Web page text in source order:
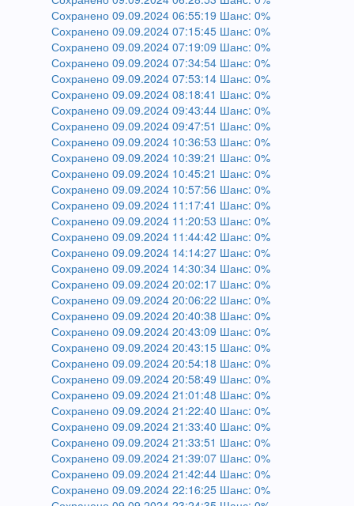
Сохранено 09.09.2024 06:55:19 Шанс: 0%
Сохранено 09.09.2024 07:15:45 Шанс: 0%
Сохранено 09.09.2024 07:19:09 Шанс: 0%
Сохранено 09.09.2024 07:34:54 Шанс: 0%
Сохранено 09.09.2024 07:53:14 Шанс: 0%
Сохранено 09.09.2024 08:18:41 Шанс: 0%
Сохранено 09.09.2024 09:43:44 Шанс: 0%
Сохранено 09.09.2024 09:47:51 Шанс: 0%
Сохранено 09.09.2024 10:36:53 Шанс: 0%
Сохранено 09.09.2024 10:39:21 Шанс: 0%
Сохранено 09.09.2024 10:45:21 Шанс: 0%
Сохранено 09.09.2024 10:57:56 Шанс: 0%
Сохранено 09.09.2024 11:17:41 Шанс: 0%
Сохранено 09.09.2024 11:20:53 Шанс: 0%
Сохранено 09.09.2024 11:44:42 Шанс: 0%
Сохранено 09.09.2024 14:14:27 Шанс: 0%
Сохранено 09.09.2024 14:30:34 Шанс: 0%
Сохранено 09.09.2024 20:02:17 Шанс: 0%
Сохранено 09.09.2024 20:06:22 Шанс: 0%
Сохранено 09.09.2024 20:40:38 Шанс: 0%
Сохранено 09.09.2024 20:43:09 Шанс: 0%
Сохранено 09.09.2024 20:43:15 Шанс: 0%
Сохранено 09.09.2024 20:54:18 Шанс: 0%
Сохранено 09.09.2024 20:58:49 Шанс: 0%
Сохранено 09.09.2024 21:01:48 Шанс: 0%
Сохранено 09.09.2024 21:22:40 Шанс: 0%
Сохранено 09.09.2024 21:33:40 Шанс: 0%
Сохранено 09.09.2024 21:33:51 Шанс: 0%
Сохранено 09.09.2024 21:39:07 Шанс: 0%
Сохранено 09.09.2024 21:42:44 Шанс: 0%
Сохранено 09.09.2024 22:16:25 Шанс: 0%